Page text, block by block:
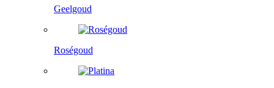
Geelgoud
Roségoud